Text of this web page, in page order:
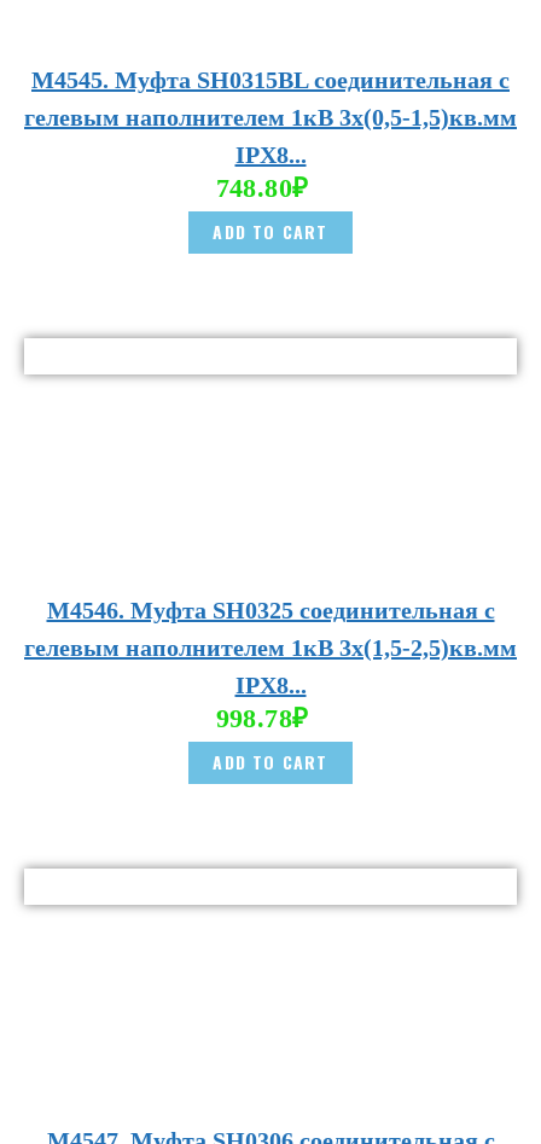
М4545. Муфта SH0315BL соединительная с
гелевым наполнителем 1кВ 3х(0,5-1,5)кв.мм
IPX8...
748.80₽
ADD TO CART
М4546. Муфта SH0325 соединительная с
гелевым наполнителем 1кВ 3х(1,5-2,5)кв.мм
IPX8...
998.78₽
ADD TO CART